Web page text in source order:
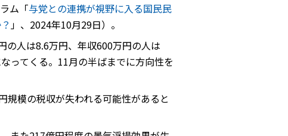
ム「与党との連携が視野に入る国民民
」、2024年10月29日）。
の人は8.6万円、年収600万円の人は
ってくる。11月の半ばまでに方向性を
模の税収が失われる可能性があると